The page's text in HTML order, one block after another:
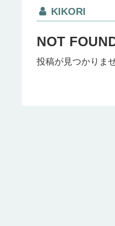
KIKORI
NOT
投稿が見つかりま